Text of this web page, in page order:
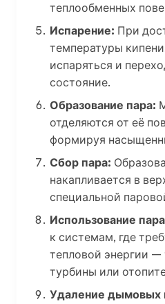
теплообменных
Испарение: При
температуры
испаряться и
состояние.
Образование пара:
отделяются от её
формируя
Сбор пара:
накапливается в
специальной
Использование
к системам, где
тепловой энергии
турбины или
Удаление дымовых